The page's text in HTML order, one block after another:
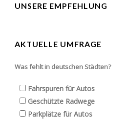
UNSERE EMPFEHLUNG
AKTUELLE UMFRAGE
Was fehlt in deutschen Städten?
Fahrspuren für Autos
Geschützte Radwege
Parkplätze für Autos